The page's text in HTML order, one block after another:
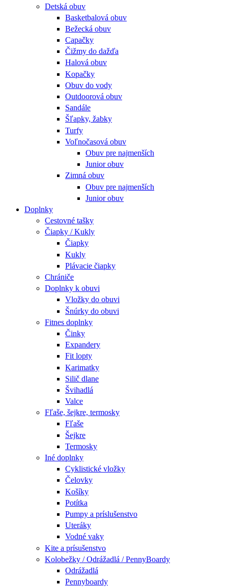
Detská obuv
Basketbalová obuv
Bežecká obuv
Capačky
Čižmy do dažďa
Halová obuv
Kopačky
Obuv do vody
Outdoorová obuv
Sandále
Šľapky, žabky
Turfy
Voľnočasová obuv
Obuv pre najmenších
Junior obuv
Zimná obuv
Obuv pre najmenších
Junior obuv
Doplnky
Cestovné tašky
Čiapky / Kukly
Čiapky
Kukly
Plávacie čiapky
Chrániče
Doplnky k obuvi
Vložky do obuvi
Šnúrky do obuvi
Fitnes doplnky
Činky
Expandery
Fit lopty
Karimatky
Silič dlane
Švihadlá
Valce
Fľaše, šejkre, termosky
Fľaše
Šejkre
Termosky
Iné doplnky
Cyklistické vložky
Čelovky
Košíky
Potítka
Pumpy a príslušenstvo
Uteráky
Vodné vaky
Kite a prísušenstvo
Kolobežky / Odrážadlá / PennyBoardy
Odrážadlá
Pennyboardy